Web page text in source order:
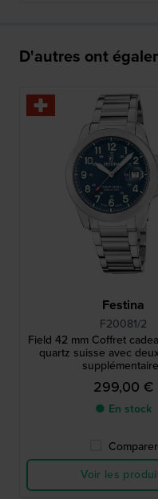
D'autres ont
Festina
F20081/2
Field 42 mm Coffret
quartz suisse avec
299,00 €
● En stock
Comparer
Voir les